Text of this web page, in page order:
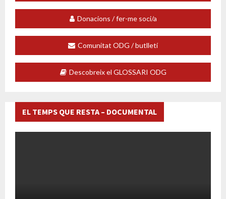
Donacions / fer-me soci/a
Comunitat ODG / butlletí
Descobreix el GLOSSARI ODG
EL TEMPS QUE RESTA – DOCUMENTAL